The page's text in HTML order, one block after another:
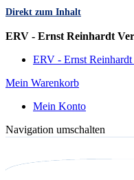
Direkt zum Inhalt
ERV - Ernst Reinhardt
ERV - Ernst
Mein Warenkorb
Mein Konto
Navigation umschalten